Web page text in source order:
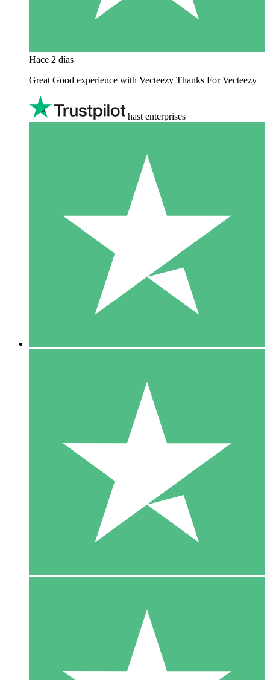
Hace 2 días
Great Good experience with Vecteezy Thanks For Vecteezy
hast enterprises